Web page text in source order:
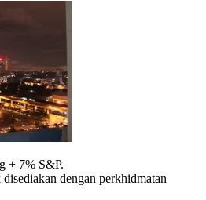
+ 7% S&P.
dengan perkhidmatan